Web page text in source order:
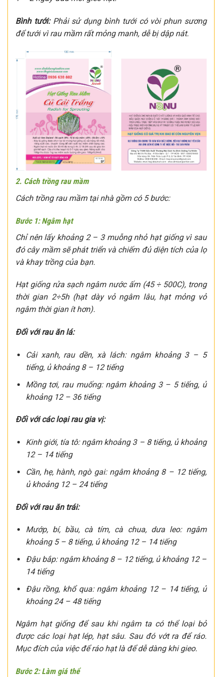
Bình tưới: Phải sử dụng bình tưới có vòi phun sương
để tưới vì rau mầm rất mỏng manh, dễ bị dập nát.
2. Cách trồng rau mầm
Cách trồng rau mầm tại nhà gồm có 5 bước:
Bước 1: Ngâm hạt
Chỉ nên lấy khoảng 2 – 3 muỗng nhỏ hạt giống vì sau
đó cây mầm sẽ phát triển và chiếm đủ diện tích của lọ
và khay trồng của bạn.
Hạt giống rửa sạch ngâm nước ấm (45 ÷ 500C), trong
thời gian 2÷5h (hạt dày vỏ ngâm lâu, hạt mỏng vỏ
ngâm thời gian ít hơn).
Đối với rau ăn lá:
Cải xanh, rau dền, xà lách: ngâm khoảng 3 – 5
tiếng, ủ khoảng 8 – 12 tiếng
Mồng tơi, rau muống: ngâm khoảng 3 – 5 tiếng, ủ
khoảng 12 – 36 tiếng
Đối với các loại rau gia vị:
Kinh giới, tía tô: ngâm khoảng 3 – 8 tiếng, ủ khoảng
12 – 14 tiếng
Cần, hẹ, hành, ngò gai: ngâm khoảng 8 – 12 tiếng,
ủ khoảng 12 – 24 tiếng
Đối với rau ăn trái:
Mướp, bí, bầu, cà tím, cà chua, dưa leo: ngâm
khoảng 5 – 8 tiếng, ủ khoảng 12 – 14 tiếng
Đậu bắp: ngâm khoảng 8 – 12 tiếng, ủ khoảng 12 –
14 tiếng
Đậu rồng, khổ qua: ngâm khoảng 12 – 14 tiếng, ủ
khoảng 24 – 48 tiếng
Ngâm hạt giống để sau khi ngâm ta có thể loại bỏ
được các loại hạt lép, hạt sâu. Sau đó vớt ra để ráo.
Mục đích của việc để ráo hạt là để dễ dàng khi gieo.
Bước 2: Làm giá thể